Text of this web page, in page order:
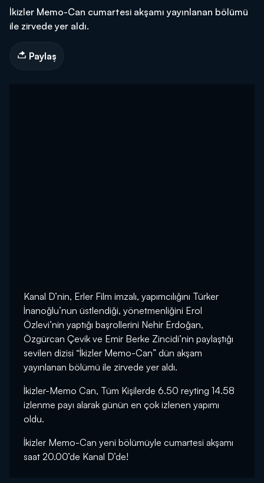
İkizler Memo-Can cumartesi akşamı yayınlanan bölümü
ile zirvede yer aldı.
Paylaş
Kanal D’nin, Erler Film imzalı, yapımcılığını Türker
İnanoğlu’nun üstlendiği, yönetmenliğini Erol
Özlevi’nin yaptığı başrollerini Nehir Erdoğan,
Özgürcan Çevik ve Emir Berke Zincidi’nin paylaştığı
sevilen dizisi “İkizler Memo-Can” dün akşam
yayınlanan bölümü ile zirvede yer aldı.
İkizler-Memo Can, Tüm Kişilerde 6.50 reyting 14.58
izlenme payı alarak günün en çok izlenen yapımı
oldu.
İkizler Memo-Can yeni bölümüyle cumartesi akşamı
saat 20.00’de Kanal D’de!